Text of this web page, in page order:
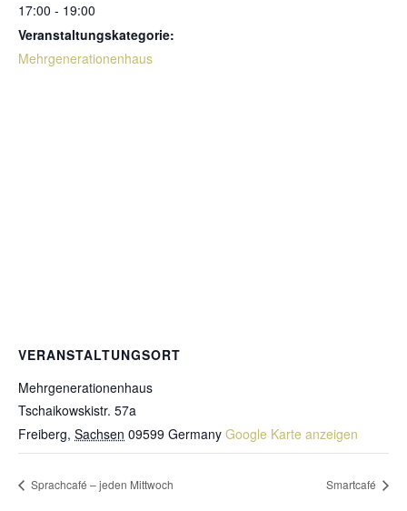
17:00 - 19:00
Veranstaltungskategorie:
Mehrgenerationenhaus
VERANSTALTUNGSORT
Mehrgenerationenhaus
Tschaikowskistr. 57a
Freiberg, Sachsen 09599 Germany Google Karte anzeigen
Sprachcafé – jeden Mittwoch Smartcafé